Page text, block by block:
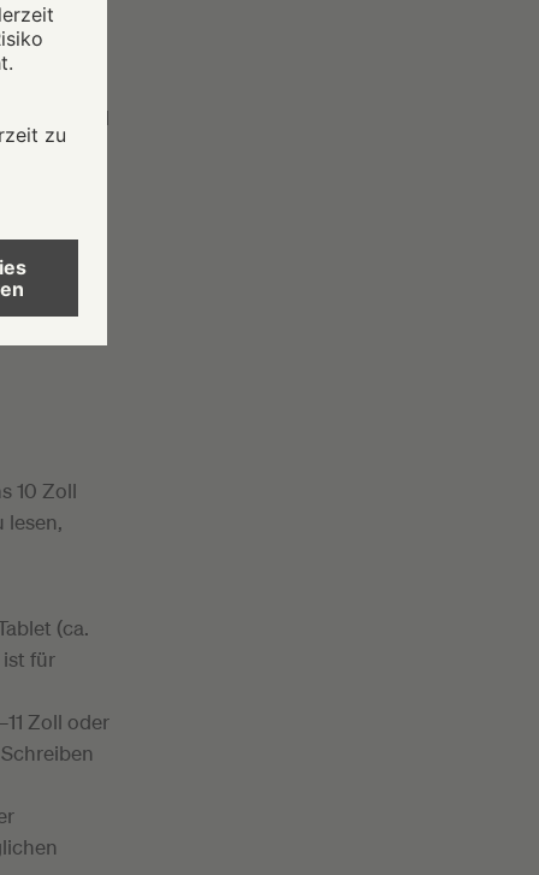
welches
einigt und
10 Zoll
lesen,
(ca.
für
Zoll oder